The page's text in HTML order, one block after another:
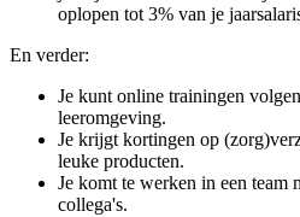
oplopen tot 3% van je
En verder:
Je kunt online trainingen
leeromgeving.
Je krijgt kortingen op
leuke producten.
Je komt te werken in een team
collega's.